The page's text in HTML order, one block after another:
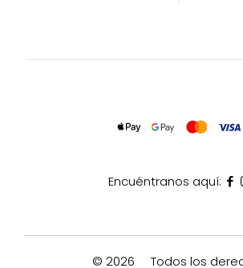
Encuéntranos aquí:
© 2026 Todos los